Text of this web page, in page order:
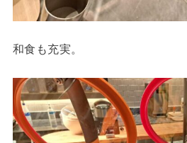
和食も充実。